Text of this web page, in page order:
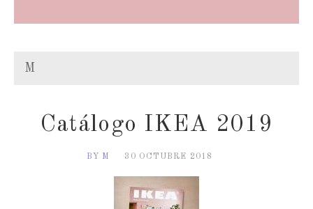
M
Catálogo IKEA 2019
BY M 30 OCTUBRE 2018